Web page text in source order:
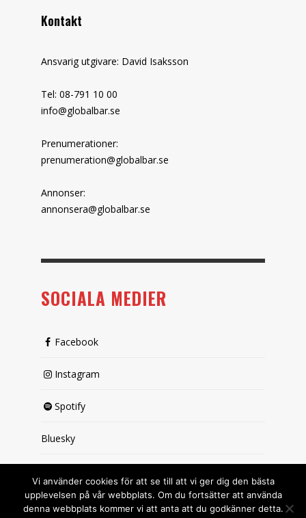
Kontakt
Ansvarig utgivare: David Isaksson
Tel: 08-791 10 00
info@globalbar.se
Prenumerationer:
prenumeration@globalbar.se
Annonser:
annonsera@globalbar.se
SOCIALA MEDIER
Facebook
Instagram
Spotify
Bluesky
Vi använder cookies för att se till att vi ger dig den bästa
upplevelsen på vår webbplats. Om du fortsätter att använda
denna webbplats kommer vi att anta att du godkänner detta.